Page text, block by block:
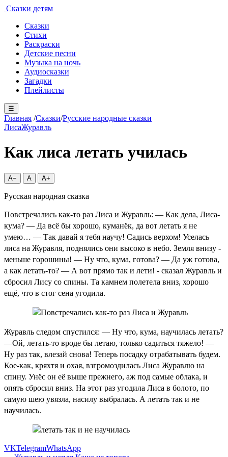
Сказки детям
Сказки
Стихи
Раскраски
Детские песни
Музыка на ночь
Аудиосказки
Загадки
Плейлисты
☰
Главная /Сказки/Русские народные сказки
ЛисаЖуравль
Как лиса летать училась
A− A A+
Русская народная сказка
Повстречались как-то раз Лиса и Журавль: — Как дела, Лиса-
кума? — Да всё бы хорошо, куманёк, да вот летать я не
умею… — Так давай я тебя научу! Садись верхом! Уселась
лиса на Журавля, поднялись они высоко в небо. Земля внизу -
меньше горошины! — Ну что, кума, готова? — Да уж готова,
а как летать-то? — А вот прямо так и лети! - сказал Журавль и
сбросил Лису со спины. Та камнем полетела вниз, хорошо
ещё, что в стог сена угодила.
Журавль следом спустился: — Ну что, кума, научилась летать?
—Ой, летать-то вроде бы летаю, только садиться тяжело! —
Ну раз так, влезай снова! Теперь посадку отрабатывать будем.
Кое-как, кряхтя и охая, взгромоздилась Лиса Журавлю на
спину. Унёс он её выше прежнего, аж под самые облака, и
опять сбросил вниз. На этот раз угодила Лиса в болото, по
самую шею увязла, насилу выбралась. А летать так и не
научилась.
VKTelegramWhatsApp